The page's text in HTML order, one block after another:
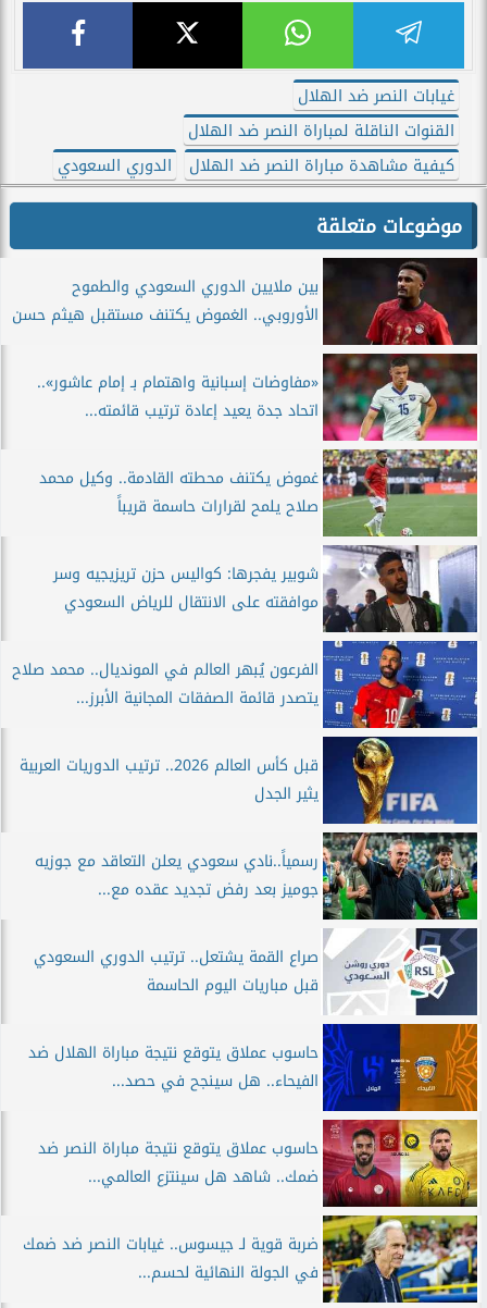
غيابات النصر ضد الهلال
القنوات الناقلة لمباراة النصر ضد الهلال
كيفية مشاهدة مباراة النصر ضد الهلال
الدوري السعودي
موضوعات متعلقة
بين ملايين الدوري السعودي والطموح
الأوروبي.. الغموض يكتنف مستقبل هيثم حسن
«مفاوضات إسبانية واهتمام بـ إمام عاشور»..
اتحاد جدة يعيد إعادة ترتيب قائمته...
غموض يكتنف محطته القادمة.. وكيل محمد
صلاح يلمح لقرارات حاسمة قريباً
شوبير يفجرها: كواليس حزن تريزيجيه وسر
موافقته على الانتقال للرياض السعودي
الفرعون يُبهر العالم في المونديال.. محمد صلاح
يتصدر قائمة الصفقات المجانية الأبرز...
قبل كأس العالم 2026.. ترتيب الدوريات العربية
يثير الجدل
رسمياً..نادي سعودي يعلن التعاقد مع جوزيه
جوميز بعد رفض تجديد عقده مع...
صراع القمة يشتعل.. ترتيب الدوري السعودي
قبل مباريات اليوم الحاسمة
حاسوب عملاق يتوقع نتيجة مباراة الهلال ضد
الفيحاء.. هل سينجح في حصد...
حاسوب عملاق يتوقع نتيجة مباراة النصر ضد
ضمك.. شاهد هل سينتزع العالمي...
ضربة قوية لـ جيسوس.. غيابات النصر ضد ضمك
في الجولة النهائية لحسم...